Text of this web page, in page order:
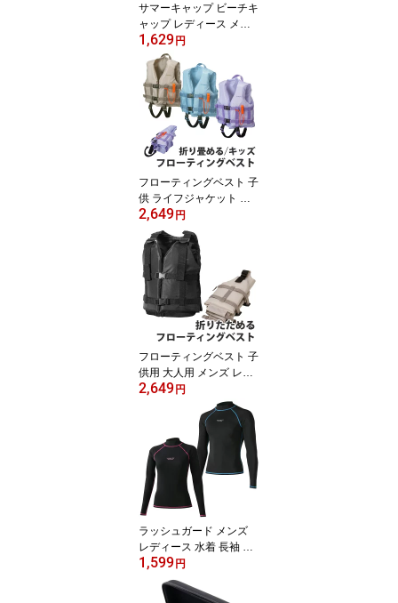
サマーキャップ ビーチキ
ャップ レディース メン
ズ VAXPOT(バックスポ
ット) VA-4153 日よけ 帽
子 日除け帽子 サンシェ
ードつき 水陸両用 ビー
チ キャップ サマー キャ
ップ フリーサイズ[返品
交換不可]
1,629円
フローティングベスト 子
供 ライフジャケット 子
供 VAXPOT(バックスポ
ット) VA-5251 フローテ
ィング ベスト 子供用 キ
ッズ ジュニア 遊泳用 浮
き具 浮力補助具 シュノ
ーケリングベスト スノー
ケリングベスト マリンス
ポーツ アウトドア[返品
交換不可]
2,649円
フローティングベスト 子
供用 大人用 メンズ レデ
ィース キッズ ジュニア V
AXPOT(バックスポット)
VA-5252 フローティング
ベスト 遊泳用 浮き具 浮
力補助具 折りたたみ可能
ライフジャケット シュノ
ーケリングベスト スノー
ケリングベスト フィッシ
ングベスト[返品交換不
可]
2,649円
ラッシュガード メンズ
レディース 水着 長袖 UP
F50+ 日焼け対策 VAXPO
T(バックスポット) VA-40
11 ラッシュ ガード 男性
1,599円